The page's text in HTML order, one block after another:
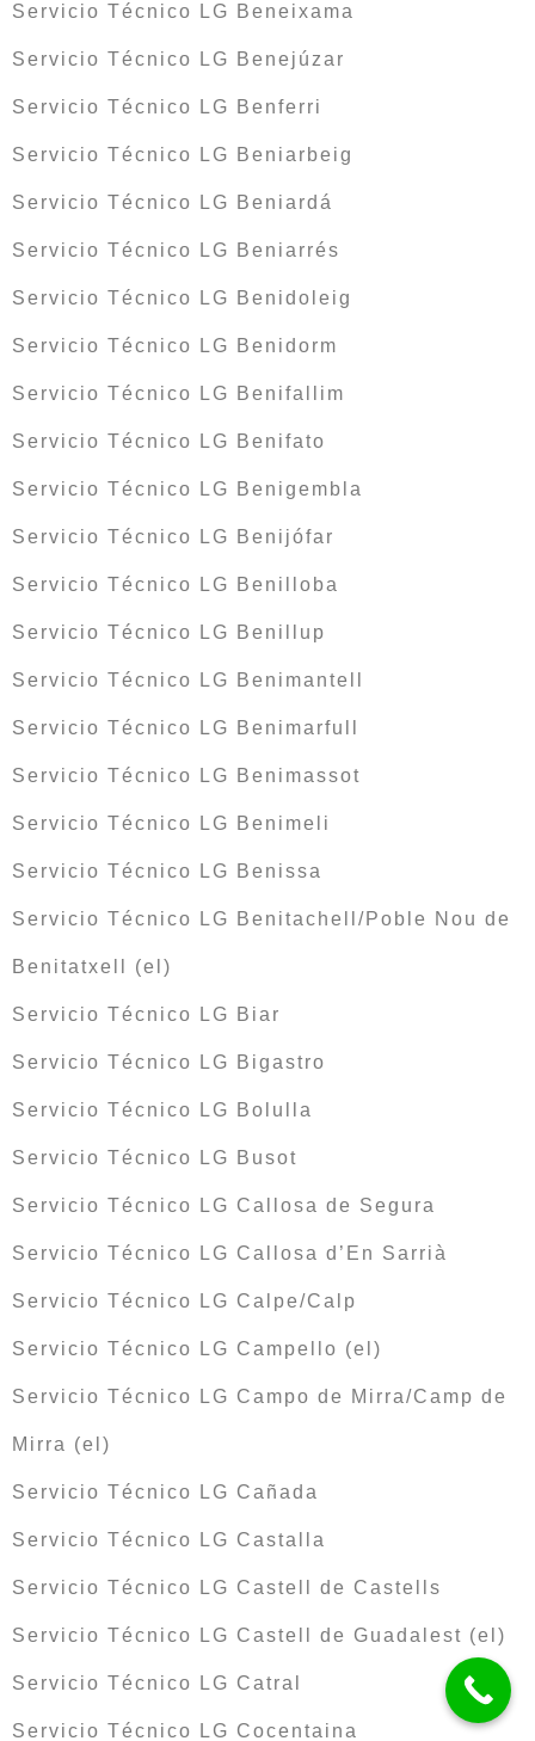
Servicio Técnico LG Beneixama
Servicio Técnico LG Benejúzar
Servicio Técnico LG Benferri
Servicio Técnico LG Beniarbeig
Servicio Técnico LG Beniardá
Servicio Técnico LG Beniarrés
Servicio Técnico LG Benidoleig
Servicio Técnico LG Benidorm
Servicio Técnico LG Benifallim
Servicio Técnico LG Benifato
Servicio Técnico LG Benigembla
Servicio Técnico LG Benijófar
Servicio Técnico LG Benilloba
Servicio Técnico LG Benillup
Servicio Técnico LG Benimantell
Servicio Técnico LG Benimarfull
Servicio Técnico LG Benimassot
Servicio Técnico LG Benimeli
Servicio Técnico LG Benissa
Servicio Técnico LG Benitachell/Poble Nou de
Benitatxell (el)
Servicio Técnico LG Biar
Servicio Técnico LG Bigastro
Servicio Técnico LG Bolulla
Servicio Técnico LG Busot
Servicio Técnico LG Callosa de Segura
Servicio Técnico LG Callosa d’En Sarrià
Servicio Técnico LG Calpe/Calp
Servicio Técnico LG Campello (el)
Servicio Técnico LG Campo de Mirra/Camp de
Mirra (el)
Servicio Técnico LG Cañada
Servicio Técnico LG Castalla
Servicio Técnico LG Castell de Castells
Servicio Técnico LG Castell de Guadalest (el)
Servicio Técnico LG Catral
Servicio Técnico LG Cocentaina